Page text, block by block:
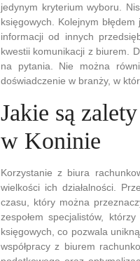
jedynym kryterium wyboru.
księgowych. Kolejnym
informacji od innych
kwestii komunikacji z biurem.
na pytania. Nie można
doświadczenie w branży, w
Jakie są
w Koninie
Korzystanie z biura
wielkości ich działalności.
czasu, który można
zespołem specjalistów,
księgowych, co pozwala
współpracy z biurem